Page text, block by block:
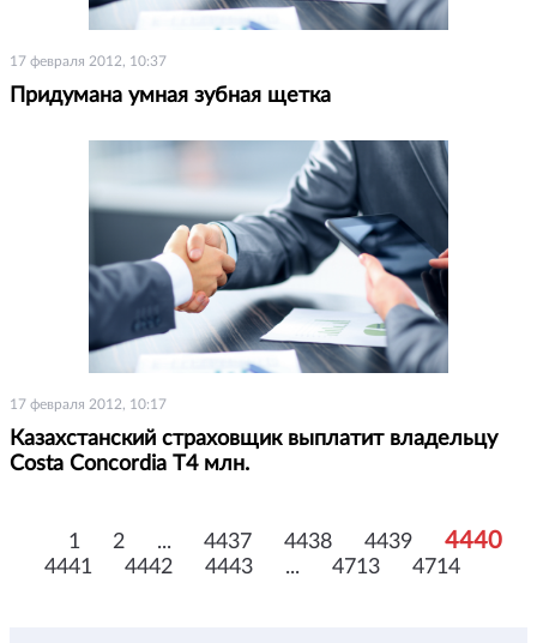
17 февраля 2012, 10:37
Придумана умная зубная щетка
17 февраля 2012, 10:17
Казахстанский страховщик выплатит владельцу
Costa Concordia Т4 млн.
1 2 ... 4437 4438 4439 4440
4441 4442 4443 ... 4713 4714